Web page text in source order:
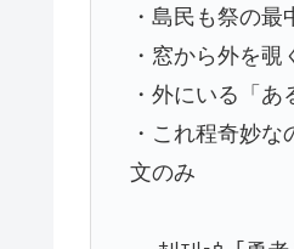
・島民も祭の最
・窓から外を覗
・外にいる「
・これ程奇妙
文のみ